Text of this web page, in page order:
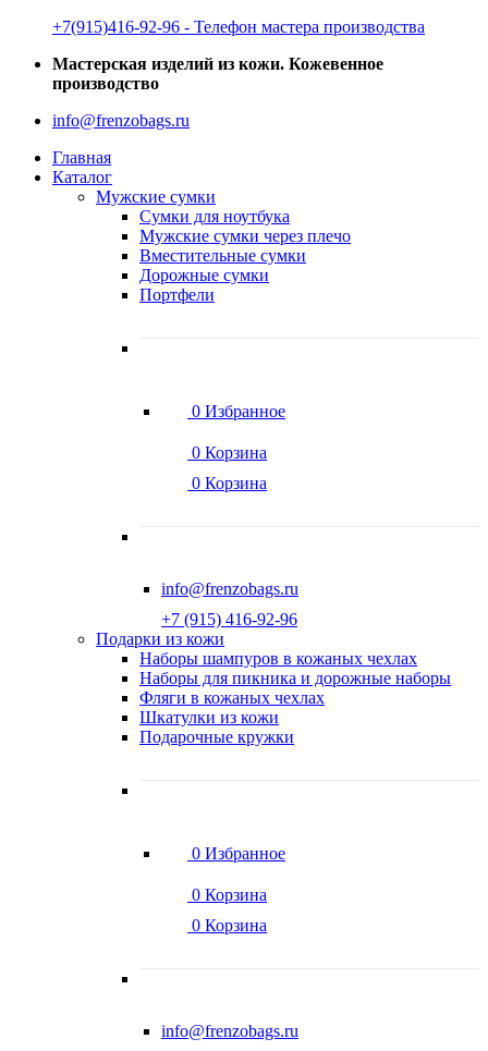
‭+7(915)416-92-96 ‬- Телефон мастера производства
Мастерская изделий из кожи. Кожевенное
производство
info@frenzobags.ru
Главная
Каталог
Мужские сумки
Сумки для ноутбука
Мужские сумки через плечо
Вместительные сумки
Дорожные сумки
Портфели
0 Избранное
0 Корзина
0 Корзина
info@frenzobags.ru
‭+7 (915) 416-92-96
Подарки из кожи
Наборы шампуров в кожаных чехлах
Наборы для пикника и дорожные наборы
Фляги в кожаных чехлах
Шкатулки из кожи
Подарочные кружки
0 Избранное
0 Корзина
0 Корзина
info@frenzobags.ru